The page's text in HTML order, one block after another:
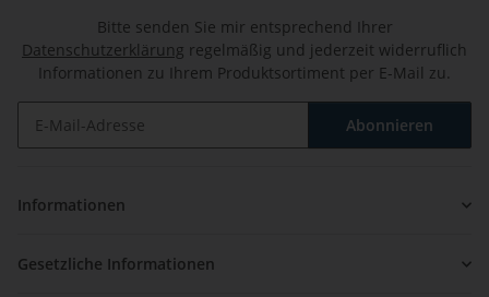
Bitte senden Sie mir entsprechend Ihrer
Datenschutzerklärung regelmäßig und jederzeit widerruflich
Informationen zu Ihrem Produktsortiment per E-Mail zu.
Abonnieren
Informationen
Gesetzliche Informationen